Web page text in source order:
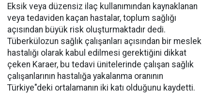
Eksik veya düzensiz ilaç kullanımından kaynaklanan
veya tedaviden kaçan hastalar, toplum sağlığı
açısından büyük risk oluşturmaktadır dedi.
Tüberkülozun sağlık çalışanları açısından bir meslek
hastalığı olarak kabul edilmesi gerektiğini dikkat
çeken Karaer, bu tedavi ünitelerinde çalışan sağlık
çalışanlarının hastalığa yakalanma oranının
Türkiye"deki ortalamanın iki katı olduğunu kaydetti.